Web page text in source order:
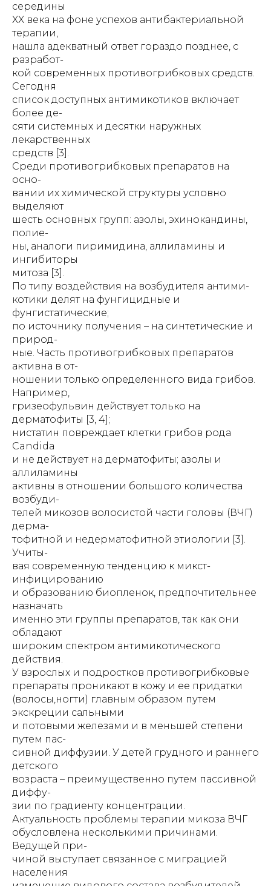
середины
XX века на фоне успехов антибактериальной
терапии,
нашла адекватный ответ гораздо позднее, с
разработ-
кой современных противогрибковых средств.
Сегодня
список доступных антимикотиков включает
более де-
сяти системных и десятки наружных
лекарственных
средств [3].
Среди противогрибковых препаратов на
осно-
вании их химической структуры условно
выделяют
шесть основных групп: азолы, эхинокандины,
полие-
ны, аналоги пиримидина, аллиламины и
ингибиторы
митоза [3].
По типу воздействия на возбудителя антими-
котики делят на фунгицидные и
фунгистатические;
по источнику получения – на синтетические и
природ-
ные. Часть противогрибковых препаратов
активна в от-
ношении только определенного вида грибов.
Например,
гризеофульвин действует только на
дерматофиты [3, 4];
нистатин повреждает клетки грибов рода
Candida
и не действует на дерматофиты; азолы и
аллиламины
активны в отношении большого количества
возбуди-
телей микозов волосистой части головы (ВЧГ)
дерма-
тофитной и недерматофитной этиологии [3].
Учиты-
вая современную тенденцию к микст-
инфицированию
и образованию биопленок, предпочтительнее
назначать
именно эти группы препаратов, так как они
обладают
широким спектром антимикотического
действия.
У взрослых и подростков противогрибковые
препараты проникают в кожу и ее придатки
(волосы,ногти) главным образом путем
экскреции сальными
и потовыми железами и в меньшей степени
путем пас-
сивной диффузии. У детей грудного и раннего
детского
возраста – преимущественно путем пассивной
диффу-
зии по градиенту концентрации.
Актуальность проблемы терапии микоза ВЧГ
обусловлена несколькими причинами.
Ведущей при-
чиной выступает связанное с миграцией
населения